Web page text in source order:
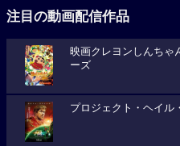
注目の動画配信作品
映画クレヨンしんちゃ
ーズ
プロジェクト・ヘイル